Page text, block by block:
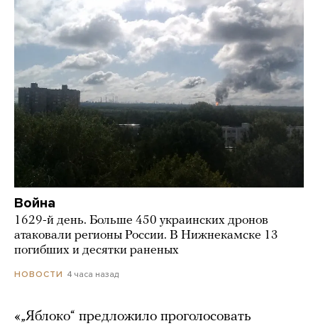
Война
1629-й день. Больше 450 украинских дронов
атаковали регионы России. В Нижнекамске 13
погибших и десятки раненых
НОВОСТИ 4 часа назад
«„Яблоко“ предложило проголосовать